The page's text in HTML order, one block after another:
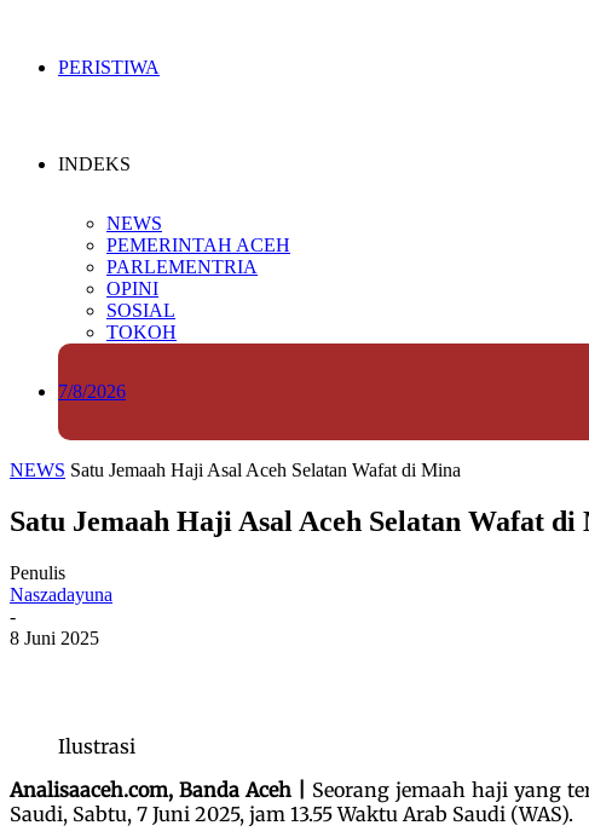
PERISTIWA
INDEKS
NEWS
PEMERINTAH ACEH
PARLEMENTRIA
OPINI
SOSIAL
TOKOH
7/8/2026
NEWS Satu Jemaah Haji Asal Aceh Selatan Wafat di Mina
Satu Jemaah Haji Asal Aceh Selatan Wafat di
Penulis
Naszadayuna
-
8 Juni 2025
Ilustrasi
Analisaaceh.com, Banda Aceh |
Seorang jemaah haji yang
Saudi, Sabtu, 7 Juni 2025, jam 13.55 Waktu Arab Saudi (WAS).